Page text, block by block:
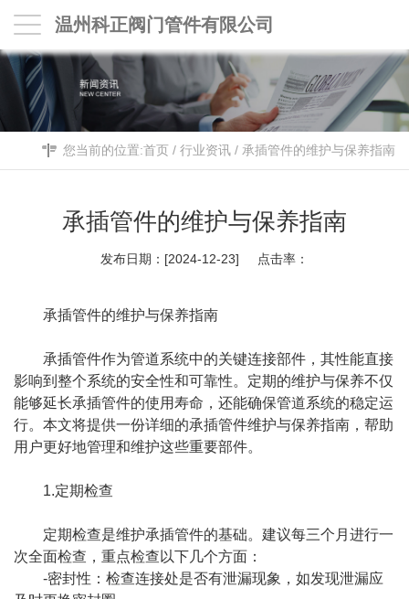
温州科正阀门管件有限公司
您当前的位置:首页 / 行业资讯 / 承插管件的维护与保养指南
承插管件的维护与保养指南
发布日期：[2024-12-23] 点击率：
承插管件的维护与保养指南
承插管件作为管道系统中的关键连接部件，其性能直接
影响到整个系统的安全性和可靠性。定期的维护与保养不仅
能够延长承插管件的使用寿命，还能确保管道系统的稳定运
行。本文将提供一份详细的承插管件维护与保养指南，帮助
用户更好地管理和维护这些重要部件。
1.定期检查
定期检查是维护承插管件的基础。建议每三个月进行一
次全面检查，重点检查以下几个方面：
-密封性：检查连接处是否有泄漏现象，如发现泄漏应